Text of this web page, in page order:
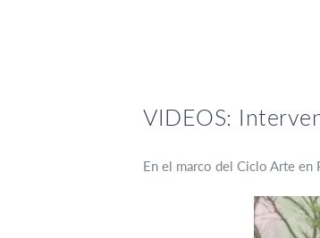
VIDEOS:
En el marco del Ciclo Arte